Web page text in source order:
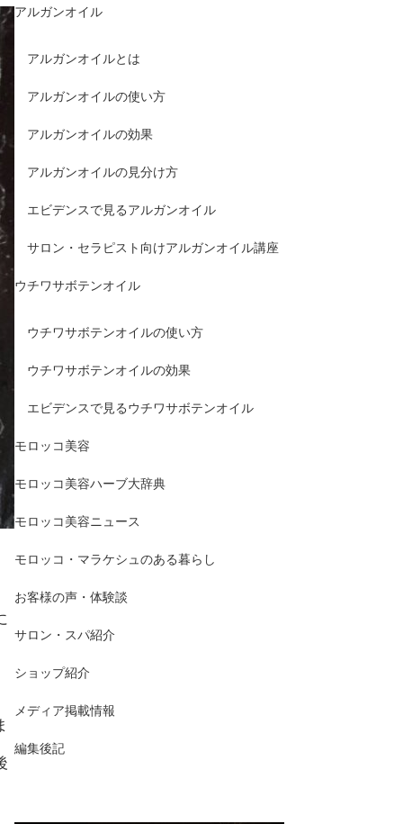
アルガンオイル
アルガンオイルとは
アルガンオイルの使い方
アルガンオイルの効果
アルガンオイルの見分け方
エビデンスで見るアルガンオイル
サロン・セラピスト向けアルガンオイル講座
ウチワサボテンオイル
ウチワサボテンオイルの使い方
ウチワサボテンオイルの効果
エビデンスで見るウチワサボテンオイル
モロッコ美容
モロッコ美容ハーブ大辞典
モロッコ美容ニュース
モロッコ・マラケシュのある暮らし
お客様の声・体験談
サロン・スパ紹介
ショップ紹介
メディア掲載情報
編集後記